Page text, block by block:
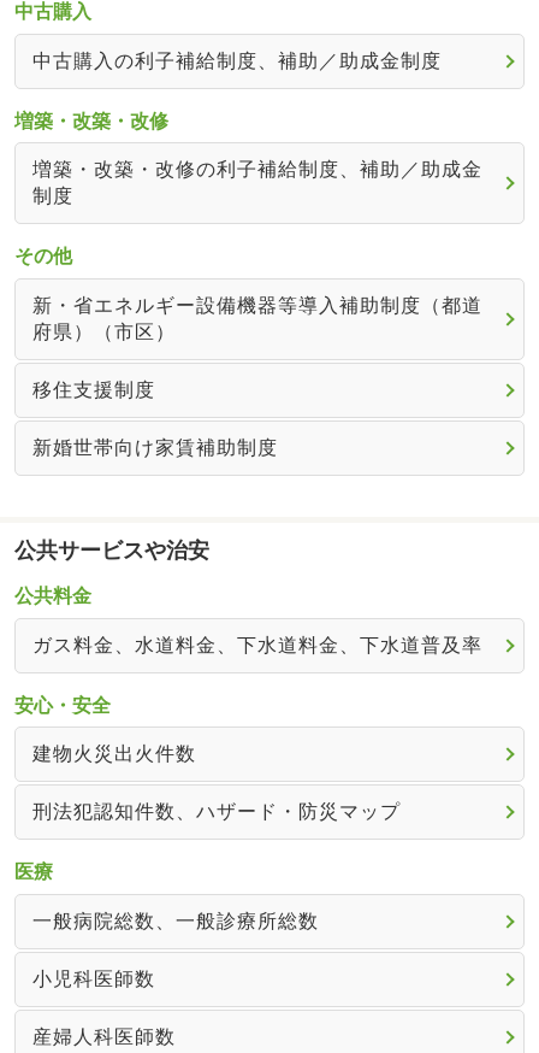
中古購入
中古購入の利子補給制度、補助／助成金制度
増築・改築・改修
増築・改築・改修の利子補給制度、補助／助成金
制度
その他
新・省エネルギー設備機器等導入補助制度（都道
府県）（市区）
移住支援制度
新婚世帯向け家賃補助制度
公共サービスや治安
公共料金
ガス料金、水道料金、下水道料金、下水道普及率
安心・安全
建物火災出火件数
刑法犯認知件数、ハザード・防災マップ
医療
一般病院総数、一般診療所総数
小児科医師数
産婦人科医師数